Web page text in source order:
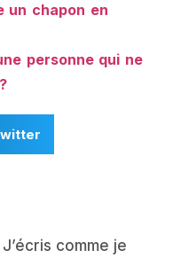
un chapon en
personne qui ne
comme je